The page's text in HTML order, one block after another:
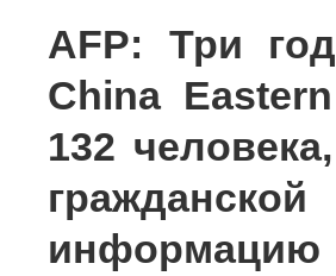
AFP: Три
China
132